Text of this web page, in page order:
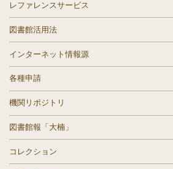
レファレンスサービス
図書館活用法
インターネット情報源
各種申請
機関リポジトリ
図書館報「大楠」
コレクション